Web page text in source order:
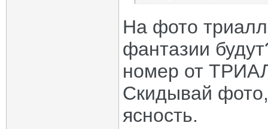
На фото
фантазии
номер от
Скидывай фото,
ясность.